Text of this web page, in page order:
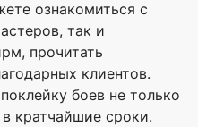
ознакомиться с
так и
прочитать
клиентов.
боев не только
кратчайшие сроки.